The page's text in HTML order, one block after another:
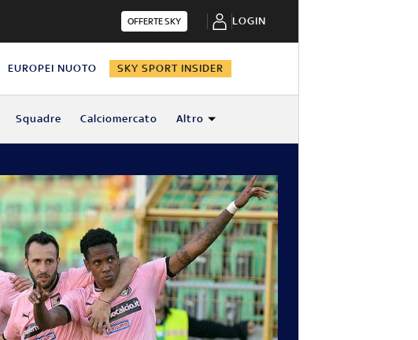
OFFERTE SKY LOGIN
EUROPEI NUOTO SKY SPORT INSIDER
Squadre Calciomercato Altro